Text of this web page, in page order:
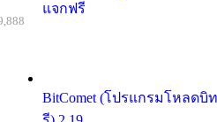
แจกฟรี
BitComet (โปรแกรมโหลดบิ